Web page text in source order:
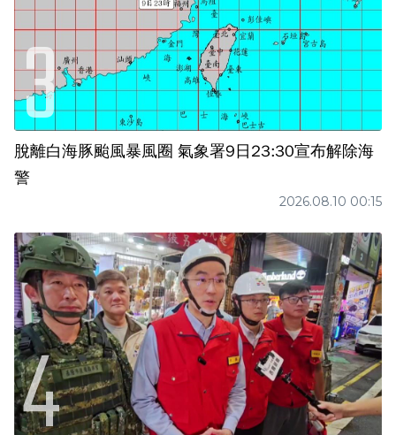
脫離白海豚颱風暴風圈 氣象署9日23:30宣布解除海
警
2026.08.10 00:15